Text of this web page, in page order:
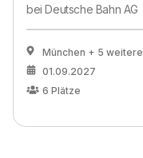
beiDeutsche Bahn AG
München + 5 weitere
01.09.2027
6 Plätze